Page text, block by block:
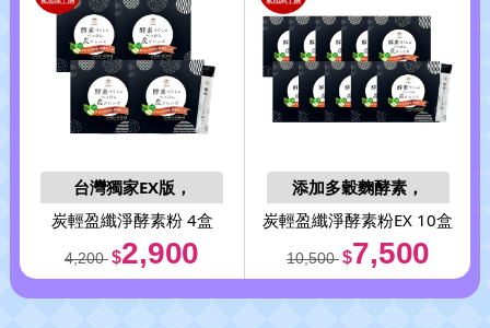
台灣獨家EX版，
適口性更佳
炭輕盈纖淨酵素粉 4盒
4,200 $2,900
添加多穀麴酵素，
活化消化道益菌
炭輕盈纖淨酵素粉EX 10盒
10,500 $7,500